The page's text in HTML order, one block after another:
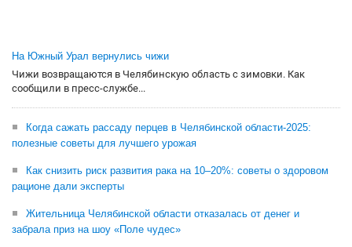
На Южный Урал вернулись чижи
Чижи возвращаются в Челябинскую область с зимовки. Как
сообщили в пресс-службе...
Когда сажать рассаду перцев в Челябинской области-2025:
полезные советы для лучшего урожая
Как снизить риск развития рака на 10–20%: советы о здоровом
рационе дали эксперты
Жительница Челябинской области отказалась от денег и
забрала приз на шоу «Поле чудес»